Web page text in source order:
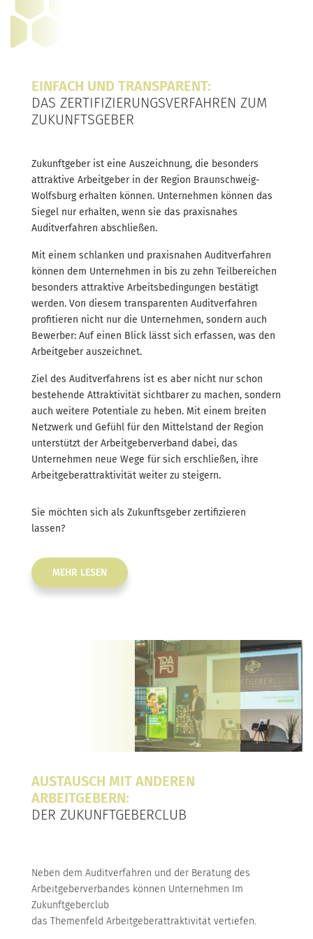
EINFACH UND TRANSPARENT:
DAS ZERTIFIZIERUNGSVERFAHREN ZUM
ZUKUNFTSGEBER
Zukunftgeber ist eine Auszeichnung, die besonders
attraktive Arbeitgeber in der Region Braunschweig-
Wolfsburg erhalten können. Unternehmen können das
Siegel nur erhalten, wenn sie das praxisnahes
Auditverfahren abschließen.
Mit einem schlanken und praxisnahen Auditverfahren
können dem Unternehmen in bis zu zehn Teilbereichen
besonders attraktive Arbeitsbedingungen bestätigt
werden. Von diesem transparenten Auditverfahren
profitieren nicht nur die Unternehmen, sondern auch
Bewerber: Auf einen Blick lässt sich erfassen, was den
Arbeitgeber auszeichnet.
Ziel des Auditverfahrens ist es aber nicht nur schon
bestehende Attraktivität sichtbarer zu machen, sondern
auch weitere Potentiale zu heben. Mit einem breiten
Netzwerk und Gefühl für den Mittelstand der Region
unterstützt der Arbeitgeberverband dabei, das
Unternehmen neue Wege für sich erschließen, ihre
Arbeitgeberattraktivität weiter zu steigern.
Sie möchten sich als Zukunftsgeber zertifizieren
lassen?
MEHR LESEN
AUSTAUSCH MIT ANDEREN
ARBEITGEBERN:
DER ZUKUNFTGEBERCLUB
Neben dem Auditverfahren und der Beratung des
Arbeitgeberverbandes können Unternehmen Im
Zukunftgeberclub
das Themenfeld Arbeitgeberattraktivität vertiefen.